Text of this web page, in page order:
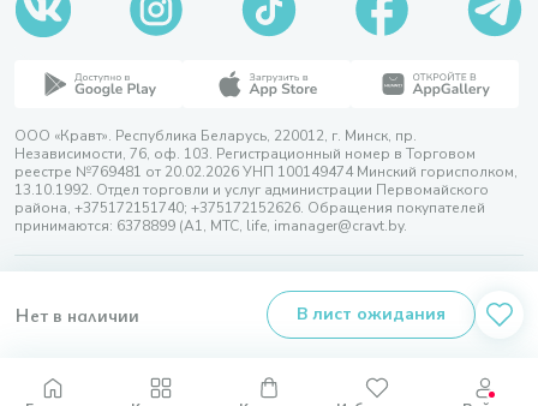
Нет в наличии В лист ожидания
ООО «Кравт». Республика Беларусь, 220012, г. Минск, пр.
Независимости, 76, оф. 103. Регистрационный номер в Торговом
реестре №769481 от 20.02.2026 УНП 100149474 Минский горисполком,
13.10.1992. Отдел торговли и услуг администрации Первомайского
района, +375172151740; +375172152626. Обращения покупателей
принимаются: 6378899 (А1, МТС, life, imanager@cravt.by.
Разработка сайта — SLAM
Выбор настроек Cookie